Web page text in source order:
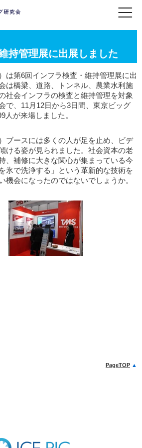
持管理展に出展しました
は第6回インフラ検査・維持管理展に出
は橋梁、道路、トンネル、農業水利施
社会インフラの検査と維持管理を対象
で、11月12日から3日間、東京ビッグ
人が来場しました。
ブースには多くの人が足を止め、ビデ
ける姿が見られました。社会資本の老
、補修に大きな関心が集まっている今
氷で洗浄する」という革新的な技術を
機会になったのではないでしょうか。
PageTOP ▲